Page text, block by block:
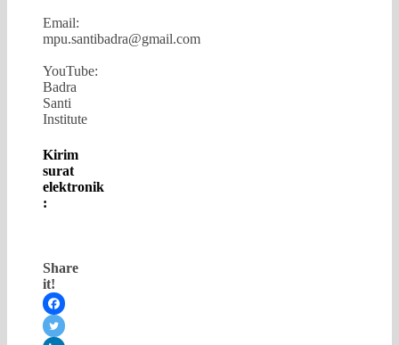
Email:
mpu.santibadra@gmail.com
YouTube:
Badra
Santi
Institute
Kirim
surat
elektronik
:
Share
it!